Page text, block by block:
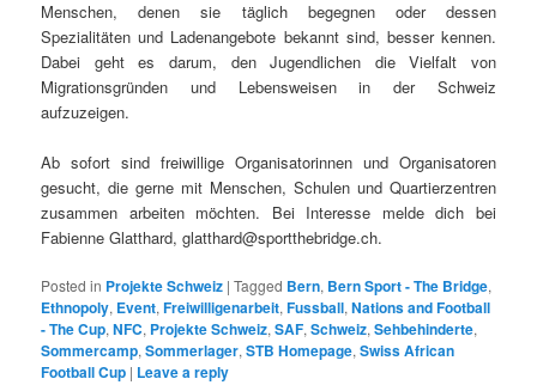
Menschen, denen sie täglich begegnen oder dessen
Spezialitäten und Ladenangebote bekannt sind, besser kennen.
Dabei geht es darum, den Jugendlichen die Vielfalt von
Migrationsgründen und Lebensweisen in der Schweiz
aufzuzeigen.
Ab sofort sind freiwillige Organisatorinnen und Organisatoren
gesucht, die gerne mit Menschen, Schulen und Quartierzentren
zusammen arbeiten möchten. Bei Interesse melde dich bei
Fabienne Glatthard, glatthard@sportthebridge.ch.
Posted in Projekte Schweiz |Tagged Bern, Bern Sport - The Bridge,
Ethnopoly, Event,Freiwilligenarbeit,Fussball,Nations and Football
- The Cup,NFC, Projekte Schweiz,SAF,Schweiz,Sehbehinderte,
Sommercamp,Sommerlager,STB Homepage,Swiss African
Football Cup | Leave a reply